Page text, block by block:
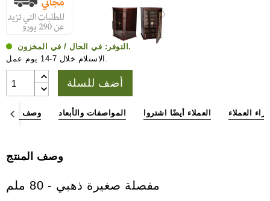
التوفر: في الحال / في المخزون.
الاستلام خلال 7-14 يوم عمل.
أضف للسلة
وصف المواصفات والأبعاد العملاء أيضًا اشتروا آراء العملاء
وصف المنتج
مفصلة صغيرة ذهبي - 80 ملم